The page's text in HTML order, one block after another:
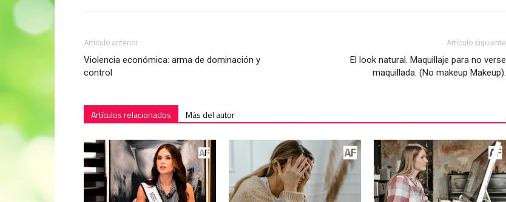
Artículo anterior
Violencia económica: arma de dominación y
control
Artículo siguiente
El look natural. Maquillaje para no verse
maquillada. (No makeup Makeup).
Artículos relacionados Más del autor